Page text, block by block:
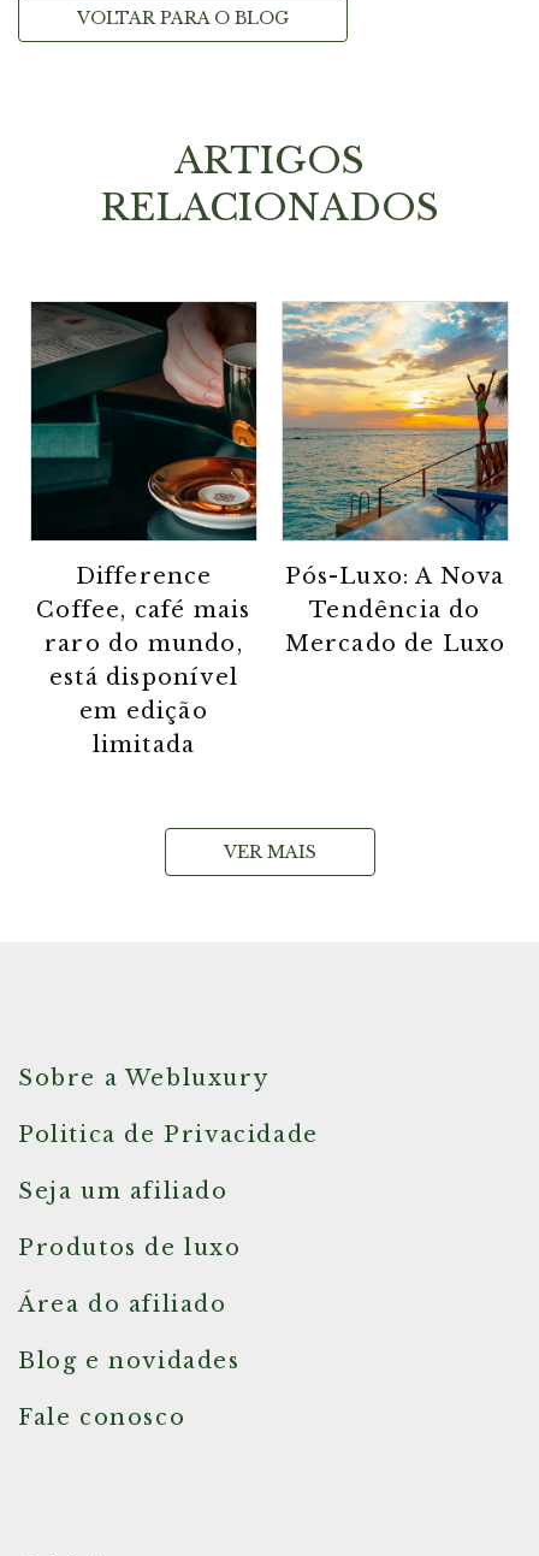
VOLTAR PARA O BLOG
ARTIGOS
RELACIONADOS
Difference
Coffee, café mais
raro do mundo,
está disponível
em edição
limitada
Pós-Luxo: A Nova
Tendência do
Mercado de Luxo
VER MAIS
Sobre a Webluxury
Politica de Privacidade
Seja um afiliado
Produtos de luxo
Área do afiliado
Blog e novidades
Fale conosco